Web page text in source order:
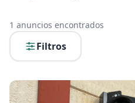
1 anuncios encontrados
Filtros